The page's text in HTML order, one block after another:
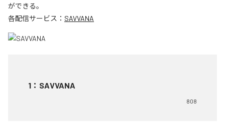
ができる。
各配信サービス： SAVVANA
1 ： SAVVANA
808